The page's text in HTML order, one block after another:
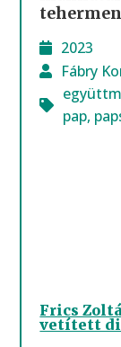
2023
Fábry
pap,
Frics
vetített